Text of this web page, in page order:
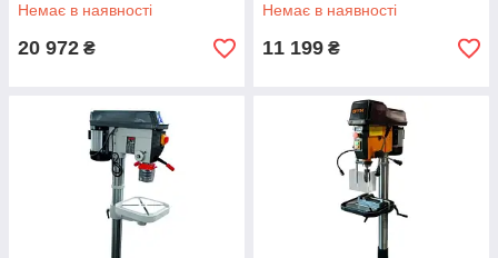
Немає в наявності
20 972 ₴
Немає в наявності
11 199 ₴